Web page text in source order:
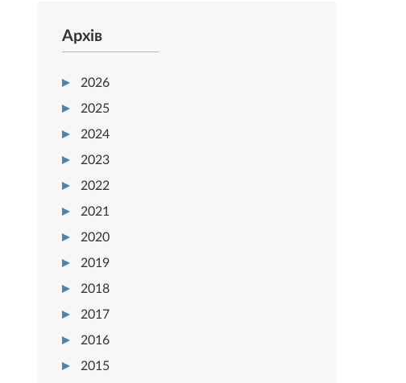
Архів
2026
2025
2024
2023
2022
2021
2020
2019
2018
2017
2016
2015